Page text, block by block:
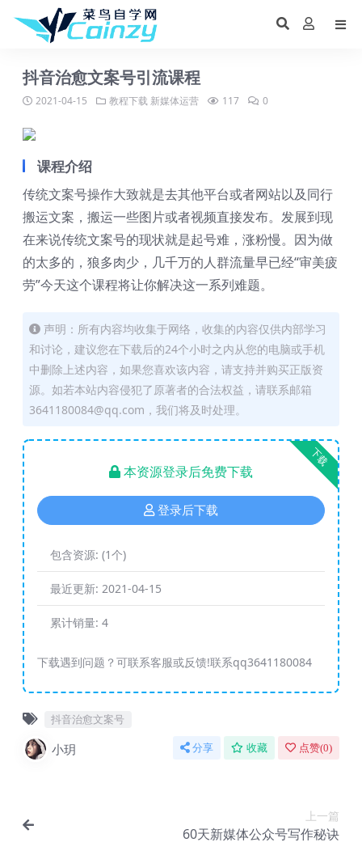
抖音治愈文案号引流课程
2021-04-15 教程下载 新媒体运营 117 0
课程介绍
传统文案号操作大致就是去其他平台或者网站以及同行
搬运文案，搬运一些图片或者视频直接发布。发展到现
在来说传统文案号的现状就是起号难，涨粉慢。因为做
的太多的，狼多肉少，几千万的人群流量早已经“审美疲
劳”今天这个课程将让你解决这一系列难题。
声明：所有内容均收集于网络，收集的内容仅供内部学习
和讨论，建议您在下载后的24个小时之内从您的电脑或手机
中删除上述内容，如果您喜欢该内容，请支持并购买正版资
源。如若本站内容侵犯了原著者的合法权益，请联系邮箱
3641180084@qq.com，我们将及时处理。
下载
本资源登录后免费下载
登录后下载
包含资源: (1个)
最近更新: 2021-04-15
累计销量: 4
下载遇到问题？可联系客服或反馈!联系qq3641180084
抖音治愈文案号
小玥 分享 收藏 点赞(0)
上一篇
60天新媒体公众号写作秘诀